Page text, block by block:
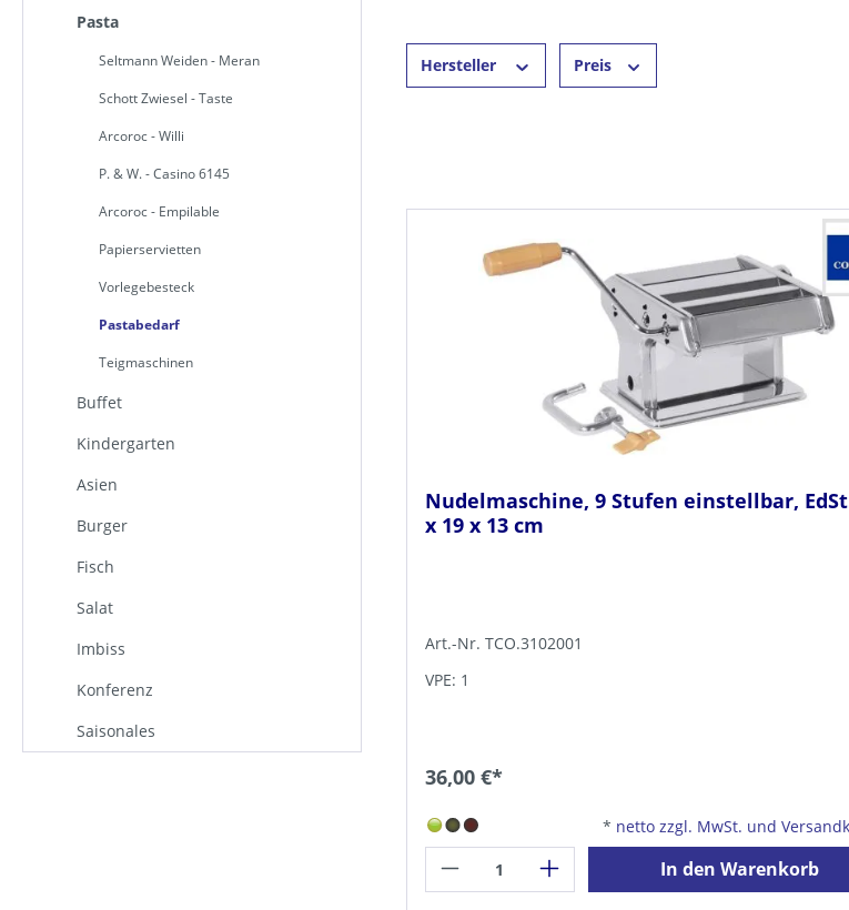
Pasta
Seltmann Weiden - Meran
Schott Zwiesel - Taste
Arcoroc - Willi
P. & W. - Casino 6145
Arcoroc - Empilable
Papierservietten
Vorlegebesteck
Pastabedarf
Teigmaschinen
Buffet
Kindergarten
Asien
Burger
Fisch
Salat
Imbiss
Konferenz
Saisonales
Hersteller Preis
Nudelmaschine, 9 Stufen einstellbar,
x 19 x 13 cm
Art.-Nr. TCO.3102001
VPE: 1
36,00 €*
* netto zzgl. MwSt. und
In den Warenkorb